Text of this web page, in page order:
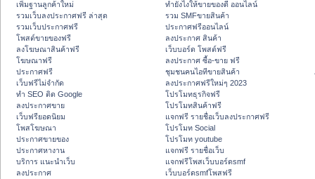
เพิ่มฐานลูกค้าใหม่
รวมเว็บลงประกาศฟรี ล่าสุด
รวมเว็บประกาศฟรี
โพสต์ขายของฟรี
ลงโฆษณาสินค้าฟรี
โฆษณาฟรี
ประกาศฟรี
เว็บฟรีไม่จำกัด
ทำ SEO ติด Google
ลงประกาศขาย
เว็บฟรียอดนิยม
โพสโฆษณา
ประกาศขายของ
ประกาศหางาน
บริการ แนะนำเว็บ
ลงประกาศ
ทํายังไงให้ขายของดี ออนไลน์
รวม SMFขายสินค้า
ประกาศฟรีออนไลน์
ลงประกาศ สินค้า
เว็บบอร์ด โพสต์ฟรี
ลงประกาศ ซื้อ-ขาย ฟรี
ชุมชนคนไอทีขายสินค้า
ลงประกาศฟรีใหม่ๆ 2023
โปรโมทธุรกิจฟรี
โปรโมทสินค้าฟรี
แจกฟรี รายชื่อเว็บลงประกาศฟรี
โปรโมท Social
โปรโมท youtube
แจกฟรี รายชื่อเว็บ
แจกฟรีโพสเว็บบอร์ดsmf
เว็บบอร์ดsmfโพสฟรี